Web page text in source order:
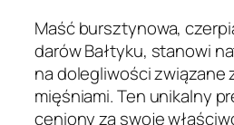
Maść bursztynowa,
darów Bałtyku, stanowi
na dolegliwości związane
mięśniami. Ten unikalny
ceniony za swoje